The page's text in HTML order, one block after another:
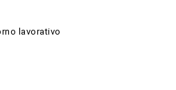
lavorativo